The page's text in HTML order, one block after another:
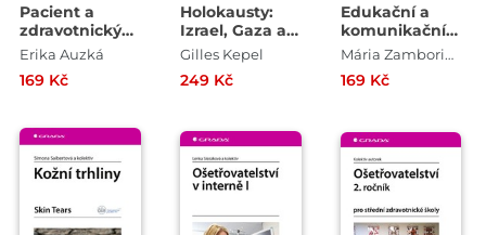
Pacient a
zdravotnický
pracovník
Erika Auzká
169 Kč
Holokausty:
Izrael, Gaza a
válka proti
Gilles Kepel
249 Kč
Edukační a
komunikační
proces u
poruchami
Mária Zamboriová , Silvia Danková
169 Kč